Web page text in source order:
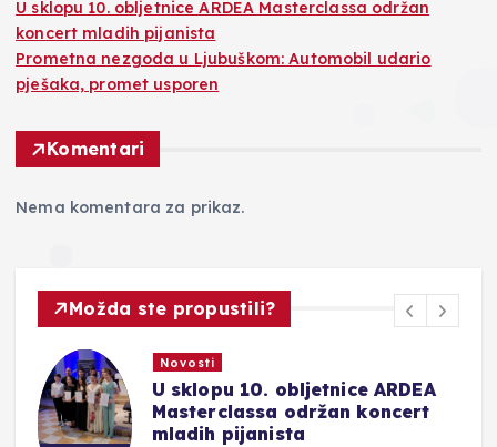
U sklopu 10. obljetnice ARDEA Masterclassa održan
koncert mladih pijanista
Prometna nezgoda u Ljubuškom: Automobil udario
pješaka, promet usporen
Komentari
Nema komentara za prikaz.
Možda ste propustili?
Novosti
U sklopu 10. obljetnice ARDEA
Masterclassa održan koncert
mladih pijanista